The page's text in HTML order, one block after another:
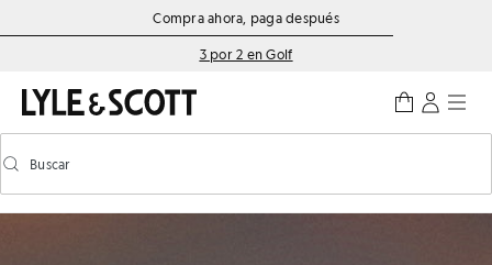
Saltar al contenido principal
Información de accesibilidadCompra ahora, paga después
3 por 2 en Golf
Activar/desactivar la búsqueda predictiva
Buscar